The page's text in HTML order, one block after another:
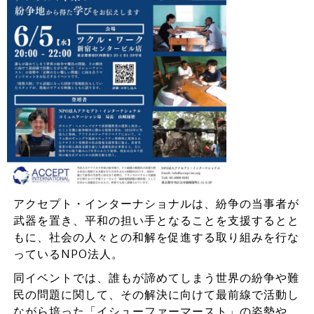
アクセプト・インターナショナルは、紛争の当事者が
武器を置き、平和の担い手となることを支援するとと
もに、社会の人々との和解を促進する取り組みを行な
っているNPO法人。
同イベントでは、誰もが諦めてしまう世界の紛争や難
民の問題に関して、その解決に向けて最前線で活動し
ながら培った「イシューファーマースト」の姿勢や